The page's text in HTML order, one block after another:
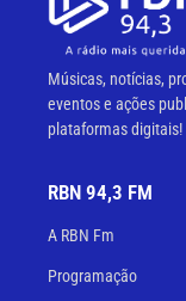
Músicas, notícias,
eventos e ações
plataformas digitais!
RBN 94,3 FM
A RBN Fm
Programação